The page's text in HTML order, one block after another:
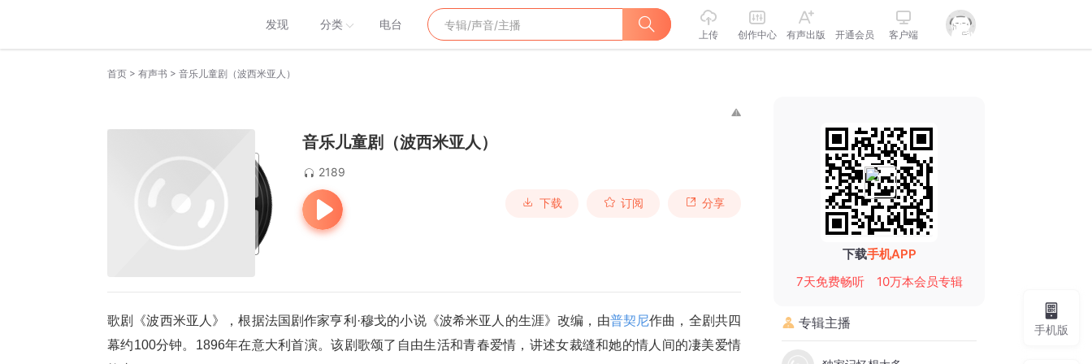
发现 分类 电台
上传 创作中心 有声出版 开通会员 客户端
首页 > 有声书 > 音乐儿童剧（波西米亚人）
音乐儿童剧（波西米亚人）
2189
下载 订阅 分享
歌剧《波西米亚人》，根据法国剧作家亨利·穆戈的小说《波希米亚人的生涯》改编，由普契尼作曲，全剧共四
幕约100分钟。1896年在意大利首演。该剧歌颂了自由生活和青春爱情，讲述女裁缝和她的情人间的凄美爱情
下载手机APP
7天免费畅听
10万本会员专辑
专辑主播 手机版